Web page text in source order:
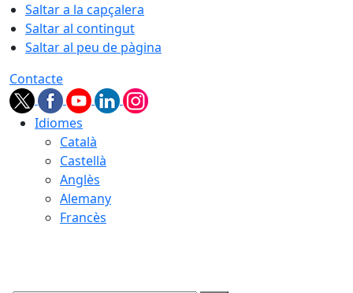
Saltar a la capçalera
Saltar al contingut
Saltar al peu de pàgina
Contacte
Idiomes
Català
Castellà
Anglès
Alemany
Francès